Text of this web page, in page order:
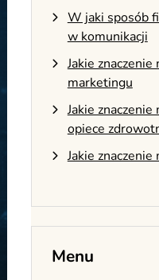
W jaki sposób
w komunikacji
Jakie
marketingu
Jakie
opiece
Jakie
Menu